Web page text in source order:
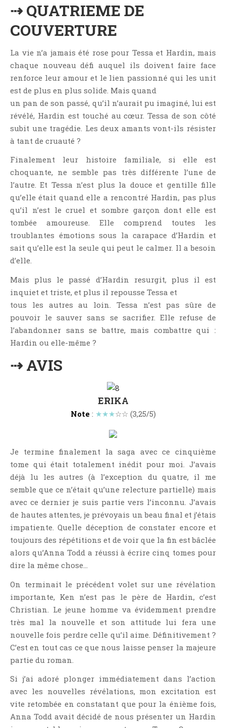
Conte
Coup De Coeur
Critiques Express
Dark Erotica
Dystopie
Epistolaire
Erotique
Fait Divers
Fantastique
Feel Good
Histoire De Vie
Historique
Horreur
Humour
Jeunesse
LGBT
Littérature Classique
Littérature Étrangère
Littérature Lesbienne
Nouvelle
Paranormal
Poésie
Point Lecture
Post Apocalyptique
Rendez-Vous Livresques
Road-Book
Roman
Roman D'apprentissage
Roman Noir
SF Et Fantasy
Surnaturel
Swaps Et Challenges
Tag
⇢ QUATRIEME DE
COUVERTURE
La vie n’a jamais été rose pour Tessa et Hardin, mais
chaque nouveau défi auquel ils doivent faire face
renforce leur amour et le lien passionné qui les unit
est de plus en plus solide. Mais quand
un pan de son passé, qu’il n’aurait pu imaginé, lui est
révélé, Hardin est touché au cœur. Tessa de son côté
subit une tragédie. Les deux amants vont-ils résister
à tant de cruauté ?
Finalement leur histoire familiale, si elle est
choquante, ne semble pas très différente l’une de
l’autre. Et Tessa n’est plus la douce et gentille fille
qu’elle était quand elle a rencontré Hardin, pas plus
qu’il n’est le cruel et sombre garçon dont elle est
tombée amoureuse. Elle comprend toutes les
troublantes émotions sous la carapace d’Hardin et
sait qu’elle est la seule qui peut le calmer. Il a besoin
d’elle.
Mais plus le passé d’Hardin resurgit, plus il est
inquiet et triste, et plus il repousse Tessa et
tous les autres au loin. Tessa n’est pas sûre de
pouvoir le sauver sans se sacrifier. Elle refuse de
l’abandonner sans se battre, mais combattre qui :
Hardin ou elle-même ?
⇢ AVIS
ERIKA
Note: ★★★☆☆ (3,25/5)
Je termine finalement la saga avec ce cinquième
tome qui était totalement inédit pour moi. J’avais
déjà lu les autres (à l’exception du quatre, il me
semble que ce n’était qu’une relecture partielle) mais
avec ce dernier je suis partie vers l’inconnu. J’avais
de hautes attentes, je prévoyais un beau final et j’étais
impatiente. Quelle déception de constater encore et
toujours des répétitions et de voir que la fin est bâclée
alors qu’Anna Todd a réussi à écrire cinq tomes pour
dire la même chose…
On terminait le précédent volet sur une révélation
importante, Ken n’est pas le père de Hardin, c’est
Christian. Le jeune homme va évidemment prendre
très mal la nouvelle et son attitude lui fera une
nouvelle fois perdre celle qu’il aime. Définitivement ?
C’est en tout cas ce que nous laisse penser la majeure
partie du roman.
Si j’ai adoré plonger immédiatement dans l’action
avec les nouvelles révélations, mon excitation est
vite retombée en constatant que pour la énième fois,
Anna Todd avait décidé de nous présenter un Hardin